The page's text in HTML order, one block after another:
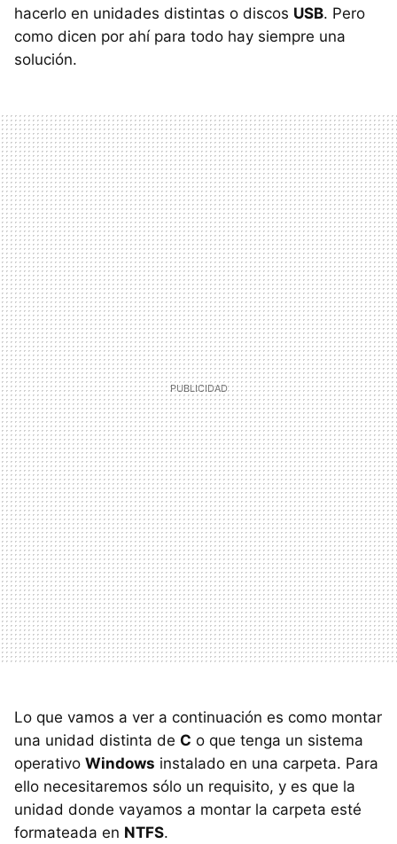
hacerlo en unidades distintas o discos USB. Pero
como dicen por ahí para todo hay siempre una
solución.
Lo que vamos a ver a continuación es como montar
una unidad distinta de C o que tenga un sistema
operativo Windows instalado en una carpeta. Para
ello necesitaremos sólo un requisito, y es que la
unidad donde vayamos a montar la carpeta esté
formateada en NTFS.